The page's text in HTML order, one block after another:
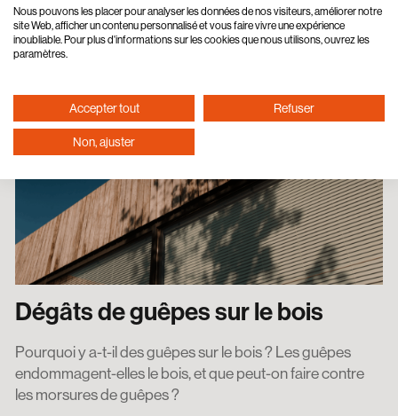
interchangeable. Ce n’est pas surprenant : les techniques
se ressemblent beaucoup.
Dégâts de guêpes sur le bois
Pourquoi y a-t-il des guêpes sur le bois ? Les guêpes
endommagent-elles le bois, et que peut-on faire contre
les morsures de guêpes ?
Nous pouvons les placer pour analyser les données de nos visiteurs, améliorer notre
site Web, afficher un contenu personnalisé et vous faire vivre une expérience
inoubliable. Pour plus d'informations sur les cookies que nous utilisons, ouvrez les
paramètres.
Accepter tout Refuser
Non, ajuster